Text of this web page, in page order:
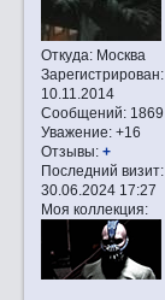
Откуда:Москва
Зарегистрирован:
10.11.2014
Сообщений:1869
Уважение: +16
Отзывы: +
Последний визит:
30.06.2024 17:27
Моя коллекция: